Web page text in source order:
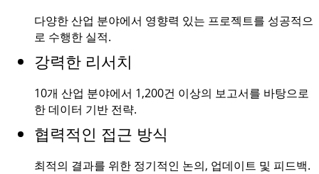
다양한 산업 분야에서 영향력 있는 프로젝트를 성공적으
로 수행한 실적.
강력한 리서치
10개 산업 분야에서 1,200건 이상의 보고서를 바탕으로
한 데이터 기반 전략.
협력적인 접근 방식
최적의 결과를 위한 정기적인 논의, 업데이트 및 피드백.